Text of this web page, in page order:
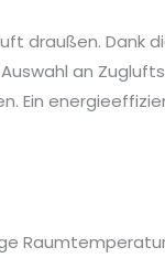
draußen. Dank
an
Ein